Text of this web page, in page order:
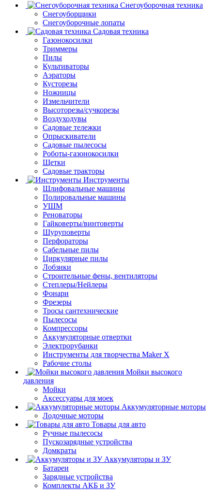
Снегоуборочная техника
Снегоуборщики
Снегоуборочные лопаты
Садовая техника
Газонокосилки
Триммеры
Пилы
Культиваторы
Аэраторы
Кусторезы
Ножницы
Измельчители
Высоторезы/сучкорезы
Воздуходувы
Садовые тележки
Опрыскиватели
Садовые пылесосы
Роботы-газонокосилки
Щетки
Садовые тракторы
Инструменты
Шлифовальные машины
Полировальные машины
УШМ
Реноваторы
Гайковерты/винтоверты
Шуруповерты
Перфораторы
Сабельные пилы
Циркулярные пилы
Лобзики
Строительные фены, вентиляторы
Степлеры/Нейлеры
Фонари
Фрезеры
Тросы сантехнические
Пылесосы
Компрессоры
Аккумуляторные отвертки
Электрорубанки
Инструменты для творчества Maker X
Рабочие столы
Мойки высокого
давления
Мойки
Аксессуары для моек
Аккумуляторные моторы
Лодочные моторы
Товары для авто
Ручные пылесосы
Пускозарядные устройства
Домкраты
Аккумуляторы и ЗУ
Батареи
Зарядные устройства
Комплекты АКБ и ЗУ